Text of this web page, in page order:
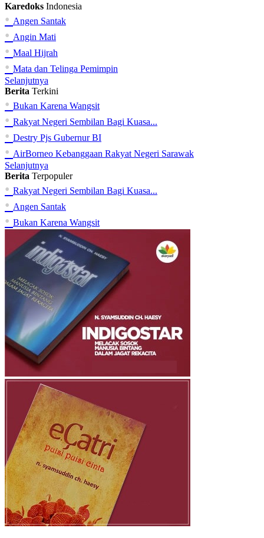
Karedoks Indonesia
• Angen Santak
• Angin Mati
• Maal Hijrah
• Mata dan Telinga Pemimpin
Selanjutnya
Berita Terkini
• Bukan Karena Wangsit
• Rakyat Negeri Sembilan Bagi Kuasa...
• Destry Pjs Gubernur BI
• AirBorneo Kebanggaan Rakyat Negeri Sarawak
Selanjutnya
Berita Terpopuler
• Rakyat Negeri Sembilan Bagi Kuasa...
• Angen Santak
• Bukan Karena Wangsit